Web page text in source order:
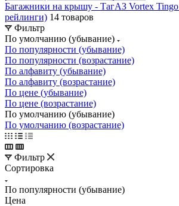
Багажники на крышу - ТагАЗ Vortex Tingo
рейлинги) 14 товаров
Фильтр
По умолчанию (убывание)
По популярности (убывание)
По популярности (возрастание)
По алфавиту (убывание)
По алфавиту (возрастание)
По цене (убывание)
По цене (возрастание)
По умолчанию (убывание)
По умолчанию (возрастание)
Фильтр
Сортировка
По популярности (убывание)
Цена